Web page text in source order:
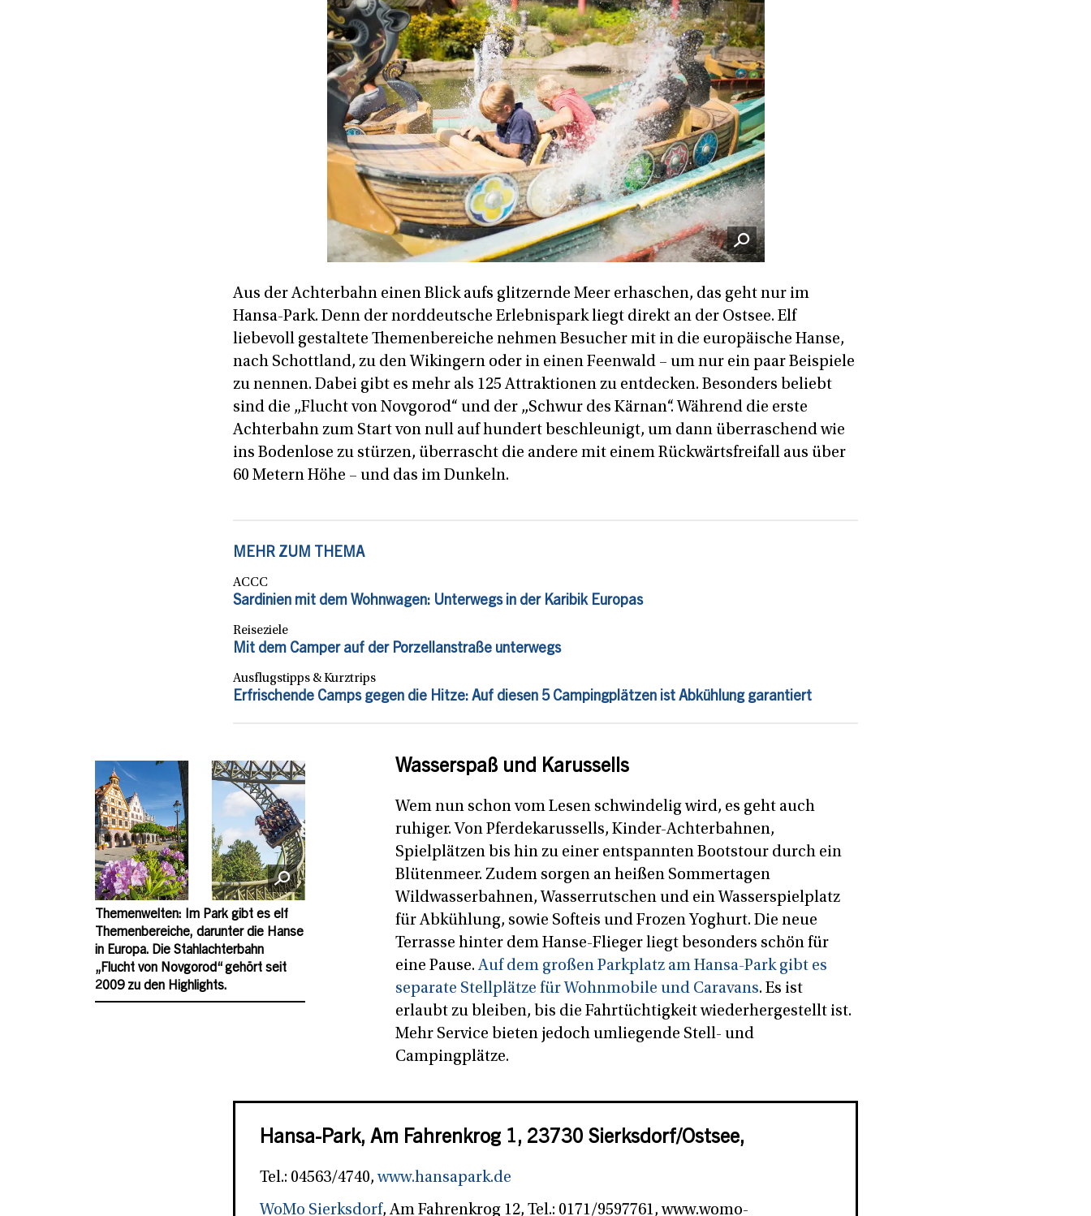
Aus der Achterbahn einen Blick aufs glitzernde Meer erhaschen, das geht nur im
Hansa-Park. Denn der norddeutsche Erlebnispark liegt direkt an der Ostsee. Elf
liebevoll gestaltete Themenbereiche nehmen Besucher mit in die europäische Hanse,
nach Schottland, zu den Wikingern oder in einen Feenwald – um nur ein paar Beispiele
zu nennen. Dabei gibt es mehr als 125 Attraktionen zu entdecken. Besonders beliebt
sind die „Flucht von Novgorod“ und der „Schwur des Kärnan“. Während die erste
Achterbahn zum Start von null auf hundert beschleunigt, um dann überraschend wie
ins Bodenlose zu stürzen, überrascht die andere mit einem Rückwärtsfreifall aus über
60 Metern Höhe – und das im Dunkeln.
MEHR ZUM THEMA
ACCC
Sardinien mit dem Wohnwagen: Unterwegs in der Karibik Europas
Reiseziele
Mit dem Camper auf der Porzellanstraße unterwegs
Ausflugstipps & Kurztrips
Erfrischende Camps gegen die Hitze: Auf diesen 5 Campingplätzen ist Abkühlung garantiert
Themenwelten: Im Park gibt es elf
Themenbereiche, darunter die Hanse
in Europa. Die Stahlachterbahn
„Flucht von Novgorod“ gehört seit
2009 zu den Highlights.
Wasserspaß und Karussells
Wem nun schon vom Lesen schwindelig wird, es geht auch
ruhiger. Von Pferdekarussells, Kinder-Achterbahnen,
Spielplätzen bis hin zu einer entspannten Bootstour durch ein
Blütenmeer. Zudem sorgen an heißen Sommertagen
Wildwasserbahnen, Wasserrutschen und ein Wasserspielplatz
für Abkühlung, sowie Softeis und Frozen Yoghurt. Die neue
Terrasse hinter dem Hanse-Flieger liegt besonders schön für
eine Pause.Auf dem großen Parkplatz am Hansa-Park gibt es
separate Stellplätze für Wohnmobile und Caravans. Es ist
erlaubt zu bleiben, bis die Fahrtüchtigkeit wiederhergestellt ist.
Mehr Service bieten jedoch umliegende Stell- und
Campingplätze.
Hansa-Park, Am Fahrenkrog 1, 23730 Sierksdorf/Ostsee,
Tel.: 04563/4740,www.hansapark.de
WoMo Sierksdorf, Am Fahrenkrog 12, Tel.: 0171/9597761, www.womo-